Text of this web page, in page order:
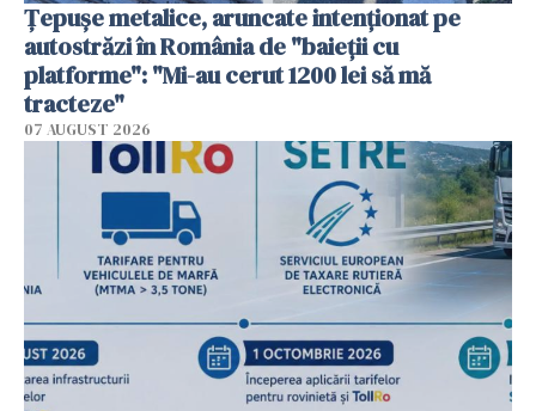
Țepușe metalice, aruncate intenționat pe
autostrăzi în România de "baieții cu
platforme": "Mi-au cerut 1200 lei să mă
tracteze"
07 AUGUST 2026